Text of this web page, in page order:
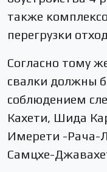
также
перегрузки
Согласно тому
свалки должны
соблюдением
Кахети, Шида
Имерети -Рача-
Самцхе-